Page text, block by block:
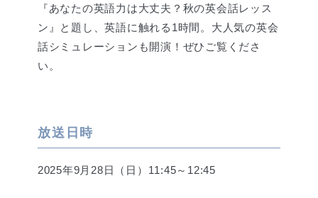
『あなたの英語力は大丈夫？秋の英会話レッス
ン』と題し、英語に触れる1時間。大人気の英会
話シミュレーションも開演！ぜひご覧くださ
い。
放送日時
2025年9月28日（日）11:45～12:45